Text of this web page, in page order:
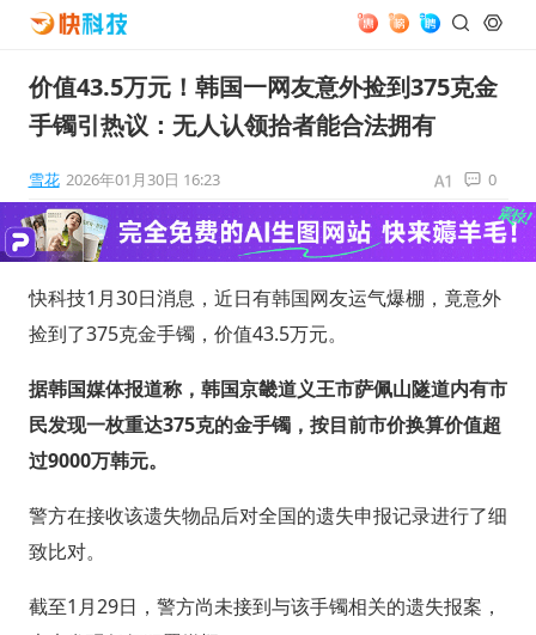
价值43.5万元！韩国一网友意外捡到375克金
手镯引热议：无人认领拾者能合法拥有
雪花 2026年01月30日 16:23 0
快科技1月30日消息，近日有韩国网友运气爆棚，竟意外
捡到了375克金手镯，价值43.5万元。
据韩国媒体报道称，韩国京畿道义王市萨佩山隧道内有市
民发现一枚重达375克的金手镯，按目前市价换算价值超
过9000万韩元。
警方在接收该遗失物品后对全国的遗失申报记录进行了细
致比对。
截至1月29日，警方尚未接到与该手镯相关的遗失报案，